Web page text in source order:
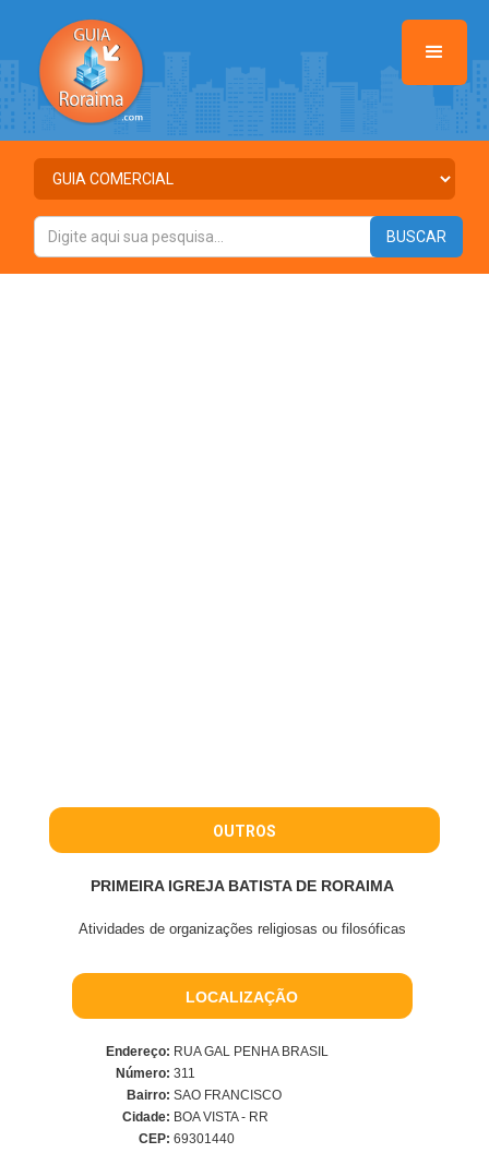
OUTROS
PRIMEIRA IGREJA BATISTA DE RORAIMA
Atividades de organizações religiosas ou filosóficas
LOCALIZAÇÃO
Endereço: RUA GAL PENHA BRASIL
Número: 311
Bairro: SAO FRANCISCO
Cidade: BOA VISTA - RR
CEP: 69301440